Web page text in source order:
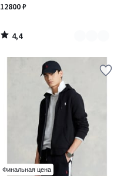
12800 ₽
2
4,4
/
Финальная цена